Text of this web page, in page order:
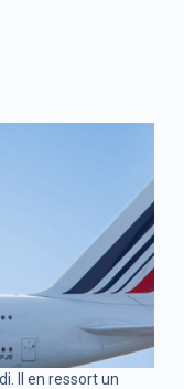
Il en ressort un